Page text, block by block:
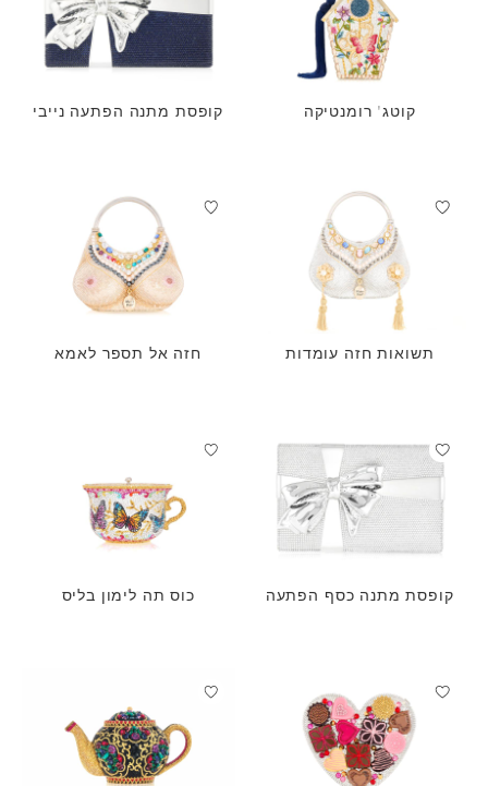
קוטג' רומנטיקה קופסת מתנה הפתעה נייבי
תשואות חזה עומדות חזה אל תספר לאמא
קופסת מתנה כסף הפתעה כוס תה לימון בליס